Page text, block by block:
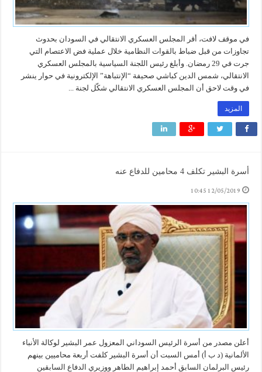
في موقف لافت، أقر المجلس العسكري الانتقالي في السودان بحدوث
تجاوزات من قبل ضباط بالقوات النظامية خلال عملية فض الاعتصام التي
جرت في 29 رمضان. وأبلغ رئيس اللجنة السياسية بالمجلس العسكري
الانتقالي، شمس الدين كباشي صحيفة “الإنتباهة” الإلكترونية في حوار ينشر
في وقت لاحق أن المجلس العسكري الانتقالي شكّل لجنة ...
المزيد
أسرة البشير تكلف 4 محامين للدفاع عنه
12/05/2019 10:45
أعلن مصدر من أسرة الرئيس السوداني المعزول عمر البشير لوكالة الأنباء
الألمانية (د ب أ) أمس السبت أن أسرة البشير كلفت أربعة محاميين بينهم
رئيس البرلمان السابق أحمد إبراهيم الطاهر ووزيري الدفاع السابقين